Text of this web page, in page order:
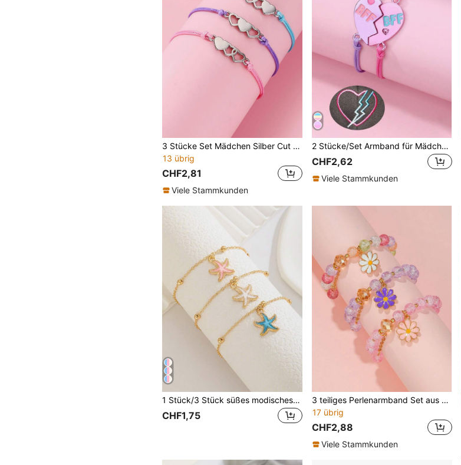
3 Stücke Set Mädchen Silber Cut Out Pfirsich Geformte Armband Aus Zink-legierung Und Farbigem Polyestergewebe, Verstellbare Größe, Geeignet für Alltag Schmuck
13 übrig
CHF2,81
Viele Stammkunden
2 Stücke/Set Armband für Mädchen, BFF Herzförmige Geflochten Armband mit Zinklegierung, Eingefasst in Pink und Lila Elektroplattierte Farben, Wachsseil-Geflechtarmband, geeignet für den täglichen Gebrauch und das Schmuck von besten Freunden
CHF2,62
Viele Stammkunden
1 Stück/3 Stück süßes modisches Armband mit Kunstperlen, Muschel-Charm und Perlen für Kinder, Mädchen und Freundinnen, Sommer, Strand, Urlaub, Party, Accessoire, Geschenk für den täglichen Gebrauch
CHF1,75
3 teiliges Perlenarmband Set aus Zinklegierung mit süßem Gänseblümchen Dekor für Mädchen als Geschenk
17 übrig
CHF2,88
Viele Stammkunden